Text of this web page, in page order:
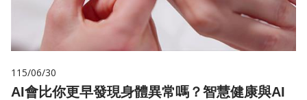
115/06/30
AI會比你更早發現身體異常嗎？智慧健康與AI